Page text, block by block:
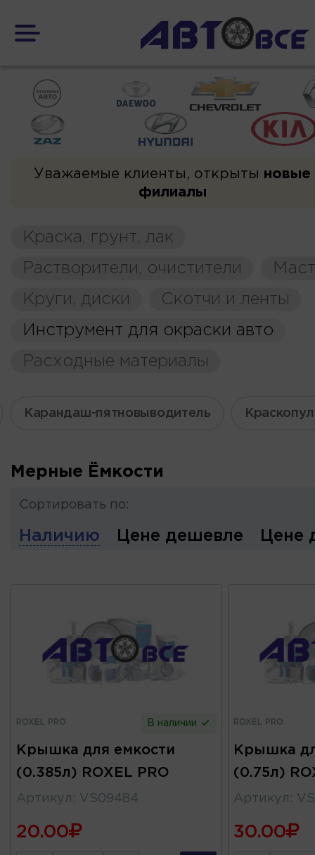
Уважаемые клиенты, открыты новые
филиалы
Краска, грунт, лак
Растворители, очистители
Круги, диски
Скотчи и ленты
Инструмент для окраски авто
Расходные материалы
Карандаш-пятновыводитель
Мерные Ёмкости
Сортировать по:
Наличию Цене дешевле Цене
ROXEL PRO В наличии
Крышка для емкости
(0.385л) ROXEL PRO
Артикул : VS09484
20.00
ROXEL PRO
Крышка
(0.75л)
Артикул :
30.00